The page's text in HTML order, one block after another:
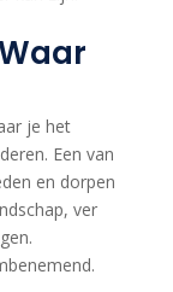
je het
Een van
en dorpen
ver